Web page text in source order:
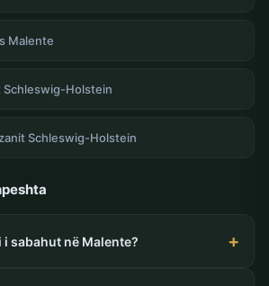
Malente
Schleswig-Holstein
Schleswig-Holstein
i sabahut në Malente?